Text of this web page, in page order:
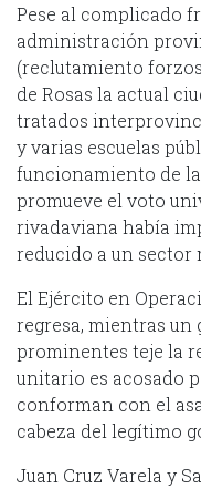
Pese al complicado
administración
(reclutamiento
de Rosas la actual
tratados
y varias escuelas
funcionamiento de
promueve el voto
rivadaviana había
reducido a un sector
El Ejército en
regresa, mientras un
prominentes teje la
unitario es acosado
conforman con el
cabeza del legítimo
Juan Cruz Varela y